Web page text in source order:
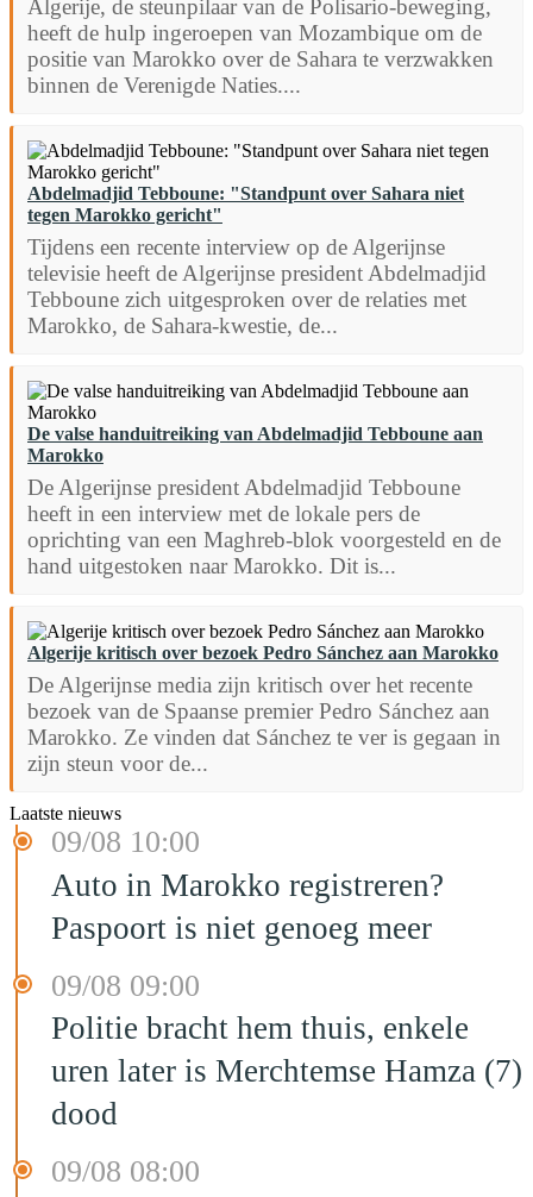
Algerije, de steunpilaar van de Polisario-beweging,
heeft de hulp ingeroepen van Mozambique om de
positie van Marokko over de Sahara te verzwakken
binnen de Verenigde Naties....
Abdelmadjid Tebboune: "Standpunt over Sahara niet
tegen Marokko gericht"
Tijdens een recente interview op de Algerijnse
televisie heeft de Algerijnse president Abdelmadjid
Tebboune zich uitgesproken over de relaties met
Marokko, de Sahara-kwestie, de...
De valse handuitreiking van Abdelmadjid Tebboune aan
Marokko
De Algerijnse president Abdelmadjid Tebboune
heeft in een interview met de lokale pers de
oprichting van een Maghreb-blok voorgesteld en de
hand uitgestoken naar Marokko. Dit is...
Algerije kritisch over bezoek Pedro Sánchez aan Marokko
De Algerijnse media zijn kritisch over het recente
bezoek van de Spaanse premier Pedro Sánchez aan
Marokko. Ze vinden dat Sánchez te ver is gegaan in
zijn steun voor de...
Laatste nieuws
09/08 10:00
Auto in Marokko registreren?
Paspoort is niet genoeg meer
09/08 09:00
Politie bracht hem thuis, enkele
uren later is Merchtemse Hamza (7)
dood
09/08 08:00